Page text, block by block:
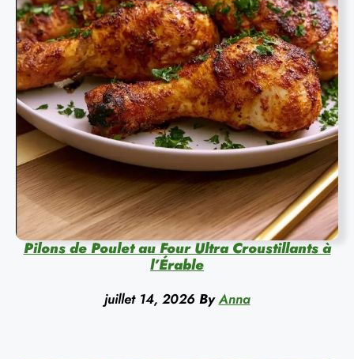
Pilons de Poulet au Four Ultra Croustillants à
l’Érable
juillet 14, 2026 By Anna